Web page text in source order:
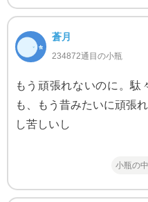
蒼月
234872通目の小瓶
もう頑張れないのに。駄
も、もう昔みたいに頑張
し苦しいし
小瓶の